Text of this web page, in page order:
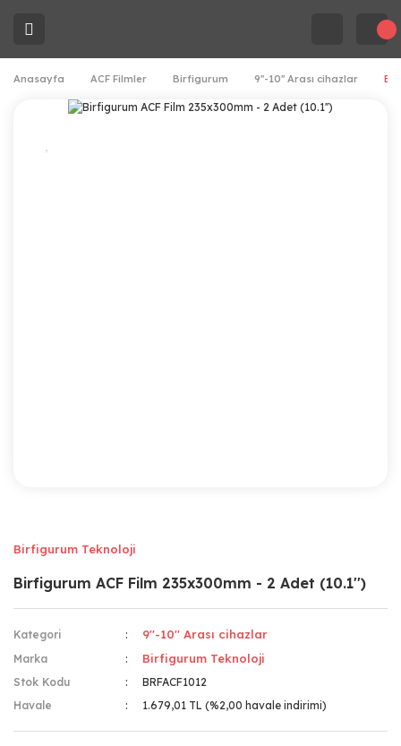
Anasayfa ACF Filmler Birfigurum 9''-10'' Arası cihazlar
Birfigurum Teknoloji
Birfigurum ACF Film 235x300mm - 2 Adet (10.1'')
Kategori 9''-10'' Arası cihazlar
Marka Birfigurum Teknoloji
Stok Kodu
BRFACF1012
Havale
1.679,01 TL (%2,00 havale indirimi)